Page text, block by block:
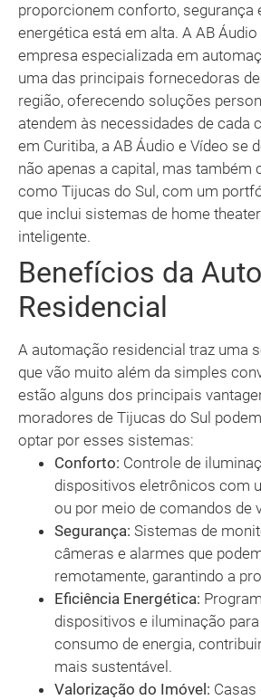
proporcionem conforto, segurança
energética está em alta. A AB Áudio
empresa especializada em
uma das principais fornecedoras
região, oferecendo soluções
atendem às necessidades de cada
em Curitiba, a AB Áudio e Vídeo se
não apenas a capital, mas também
como Tijucas do Sul, com um
que inclui sistemas de home
inteligente.
Benefícios da
Residencial
A automação residencial traz uma
que vão muito além da simples
estão alguns dos principais
moradores de Tijucas do Sul
optar por esses sistemas:
Conforto: Controle de
dispositivos eletrônicos com
ou por meio de comandos de
Segurança: Sistemas de
câmeras e alarmes que
remotamente, garantindo a
Eficiência Energética:
dispositivos e iluminação
consumo de energia,
mais sustentável.
Valorização do Imóvel: Casas